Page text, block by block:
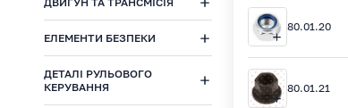
ЕЛЕМЕНТИ БЕЗПЕКИ
ДЕТАЛІ РУЛЬОВОГО
КЕРУВАННЯ
80.01.20
80.01.21